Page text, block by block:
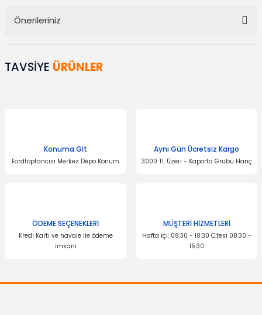
Önerileriniz
konularda yetersiz gördüğünüz noktaları öneri formunu kullanarak
tarafımıza iletebilirsiniz.
Ürün bilgilerinde hatalar bulunuyor.
Ürün fiyatı diğer sitelerden daha pahalı.
TAVSİYE ÜRÜNLER
OTOSAN
Konuma Git
Fordtoptancısı Merkez Depo Konum
Aynı Gün Ücretsiz Kargo
3000 TL Üzeri - Kaporta Grubu Hariç
ÖDEME SEÇENEKLERİ
Kredi Kartı ve havale ile ödeme
imkanı
MÜŞTERİ HİZMETLERİ
Hafta içi: 08:30 - 18:30 C.tesi 08:30 -
15:30